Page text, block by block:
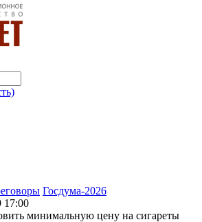
Госдума-2026
минимальную цену на сигареты